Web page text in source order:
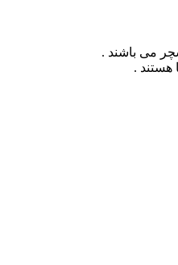
می باشند .
هستند .